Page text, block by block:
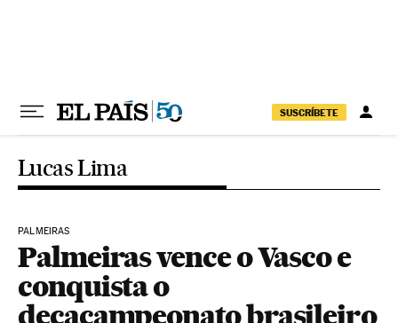
SUSCRÍBETE
Lucas Lima
PALMEIRAS
Palmeiras vence o Vasco e
conquista o
decacampeonato brasileiro